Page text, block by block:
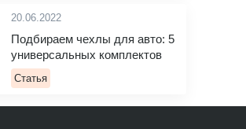
20.06.2022
Подбираем чехлы для авто: 5
универсальных комплектов
Статья